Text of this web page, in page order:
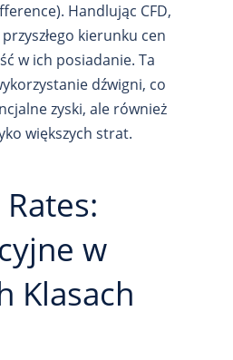
Handlując CFD,
kierunku cen
w ich posiadanie. Ta
dźwigni, co
zyski, ale również
większych strat.
w
Klasach